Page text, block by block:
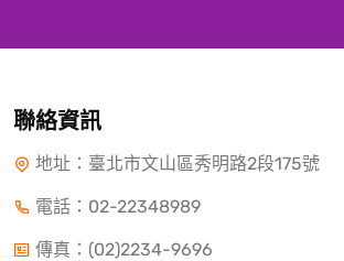
聯絡資訊
地址：臺北市文山區秀明路2段175號
電話： 02-22348989
傳真：(02)2234-9696